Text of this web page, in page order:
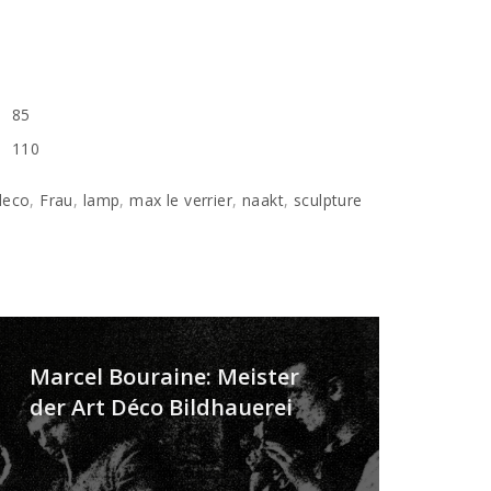
85
110
, Frau, lamp,max le verrier,naakt, sculpture
Marcel Bouraine: Meister
der Art Déco Bildhauerei